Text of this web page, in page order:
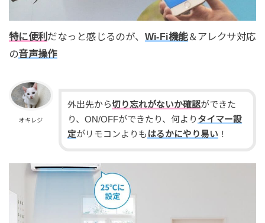
特に便利 だなっと感じるのが、 Wi-Fi機能＆アレクサ対応
の音声操作
オキレジ
外出先から切り忘れがないか確認ができた
り、ON/OFFができたり、何より タイマー設
定がリモコンよりも はるかにやり易い ！